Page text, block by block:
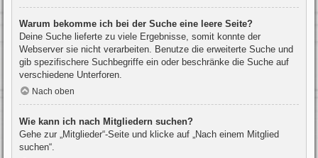
Warum bekomme ich bei der Suche eine leere Seite?
Deine Suche lieferte zu viele Ergebnisse, somit konnte der
Webserver sie nicht verarbeiten. Benutze die erweiterte Suche und
gib spezifischere Suchbegriffe ein oder beschränke die Suche auf
verschiedene Unterforen.
Nach oben
Wie kann ich nach Mitgliedern suchen?
Gehe zur „Mitglieder“-Seite und klicke auf „Nach einem Mitglied
suchen“.